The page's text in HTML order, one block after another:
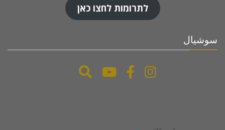
לתרומות לחצו כאן
سوشيال